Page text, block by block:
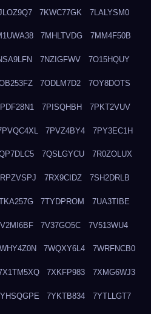
7KWC77GK 7LALYSM0
7MHLTVDG 7MM4F50B
7NZIGFWV 7O15HQUY
7ODLM7D2 7OY8DOTS
7PISQHBH 7PKT2VUV
7PVZ4BY4 7PY3EC1H
7QSLGYCU 7R0ZOLUX
7RX9CIDZ 7SH2DRLB
7TYDPROM 7UA3TIBE
7V37GO5C 7V513WU4
7WQXY6L4 7WRFNCB0
7XKFP983 7XMG6WJ3
7YKTB834 7YTLLGT7